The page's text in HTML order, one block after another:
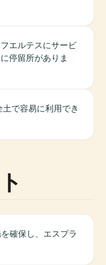
エルテスにサービ
停留所がありま
土で容易に利用でき
確保し、エスプラ